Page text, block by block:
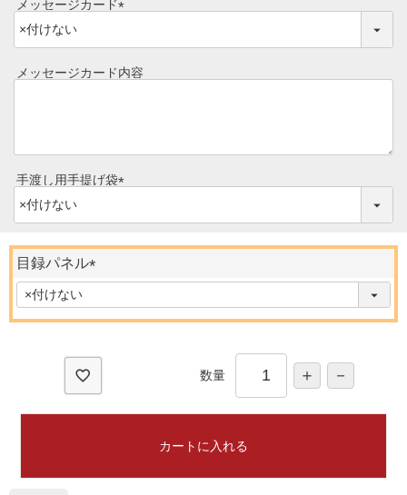
ゴルフコンペ
法人の方へ
焼き方レシピ
レビュー一覧
ご予算から選ぶ
ハンバーグ
コーンスープ
目録ギフト
ギフトカテゴリー一覧
メッセージカード
必
須
メッセージカード内容
手渡し用手提げ袋
必
須
目録パネル
必
)
数量
カートに入れる